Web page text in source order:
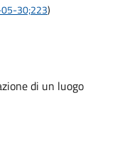
05-30;223)
di un luogo